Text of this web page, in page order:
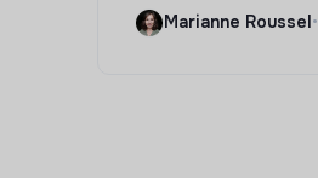
Marianne Roussel•